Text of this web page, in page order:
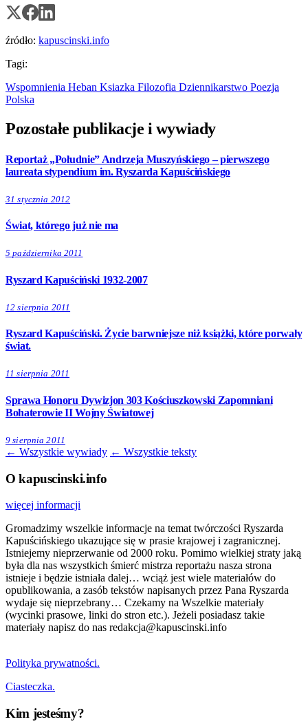
źródło: kapuscinski.info
Tagi:
Wspomnienia Heban Ksiazka Filozofia Dziennikarstwo Poezja
Polska
Pozostałe publikacje i wywiady
Reportaż „Południe” Andrzeja Muszyńskiego – pierwszego
laureata stypendium im. Ryszarda Kapuścińskiego
31 stycznia 2012
Świat, którego już nie ma
5 października 2011
Ryszard Kapuściński 1932-2007
12 sierpnia 2011
Ryszard Kapuściński. Życie barwniejsze niż książki, które porwały
świat.
11 sierpnia 2011
Sprawa Honoru Dywizjon 303 Kościuszkowski Zapomniani
Bohaterowie II Wojny Światowej
9 sierpnia 2011
← Wszystkie wywiady ← Wszystkie teksty
O kapuscinski.info
więcej informacji
Gromadzimy wszelkie informacje na temat twórczości Ryszarda
Kapuścińskiego ukazujące się w prasie krajowej i zagranicznej.
Istniejemy nieprzerwanie od 2000 roku. Pomimo wielkiej straty jaką
była dla nas wszystkich śmierć mistrza reportażu nasza strona
istnieje i będzie istniała dalej… wciąż jest wiele materiałów do
opublikowania, a zasób tekstów napisanych przez Pana Ryszarda
wydaje się nieprzebrany… Czekamy na Wszelkie materiały
(wycinki prasowe, linki do stron etc.). Jeżeli posiadasz takie
materiały napisz do nas redakcja@kapuscinski.info
Polityka prywatności.
Ciasteczka.
Kim jesteśmy?